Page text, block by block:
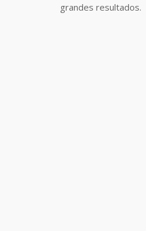
grandes resultados.